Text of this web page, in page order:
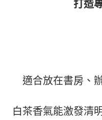
打造
適合放在書房、
白茶香氣能激發清